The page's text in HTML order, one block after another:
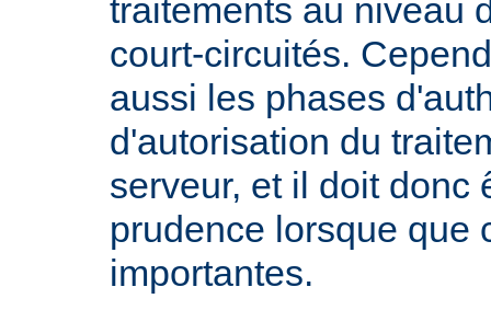
traitements au niveau
court-circuités.
aussi les phases
d'autorisation du
serveur, et il doit donc
prudence lorsque que
importantes.